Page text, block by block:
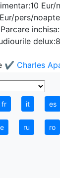
Eur/
pers/
✔️ Charles
fr it es
ru ro